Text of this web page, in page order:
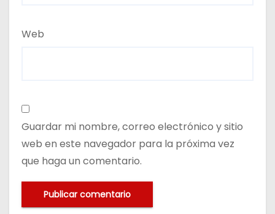
Web
Guardar mi nombre, correo electrónico y sitio
web en este navegador para la próxima vez
que haga un comentario.